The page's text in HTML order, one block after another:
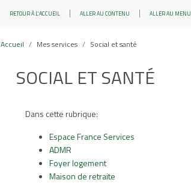
RETOUR À L'ACCUEIL ALLER AU CONTENU ALLER AU MENU
Accueil Mes services Social et santé
SOCIAL ET SANTÉ
Dans cette rubrique:
Espace France Services
ADMR
Foyer logement
Maison de retraite